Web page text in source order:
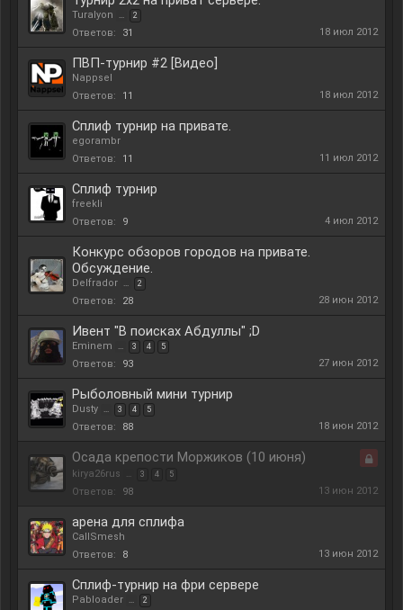
Turalyon ... 2
Ответов: 31 18 июл 2012
ПВП-турнир #2 [Видео]
Nappsel
Ответов:
11 18 июл 2012
Сплиф турнир на привате.
egorambr
Ответов:
11 11 июл 2012
Сплиф турнир
freekli
Ответов:
9 4 июл 2012
Конкурс обзоров городов на привате.
Обсуждение.
Delfrador ... 2
Ответов: 28 28 июн 2012
Ивент "В поисках Абдуллы" ;D
Eminem ... 3 4 5
Ответов: 93 27 июн 2012
Рыболовный мини турнир
Dusty ... 3 4 5
Ответов: 88 18 июн 2012
Осада крепости Моржиков (10 июня)
kirya26rus ... 3 4 5
Ответов: 98 13 июн 2012
арена для сплифа
CallSmesh
Ответов:
8 13 июн 2012
Сплиф-турнир на фри сервере
Pabloader ... 2